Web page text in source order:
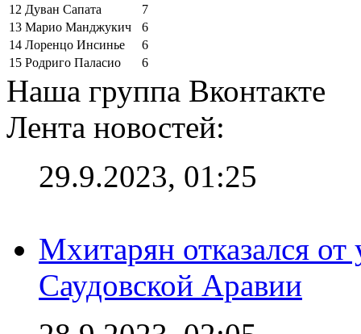
12 Дуван Сапата
7
13 Марио Манджукич
6
14 Лоренцо Инсинье
6
15 Родриго Паласио 6
Наша группа Вконтакте
Лента новостей:
29.9.2023, 01:25
Мхитарян отказался от
Саудовской Аравии